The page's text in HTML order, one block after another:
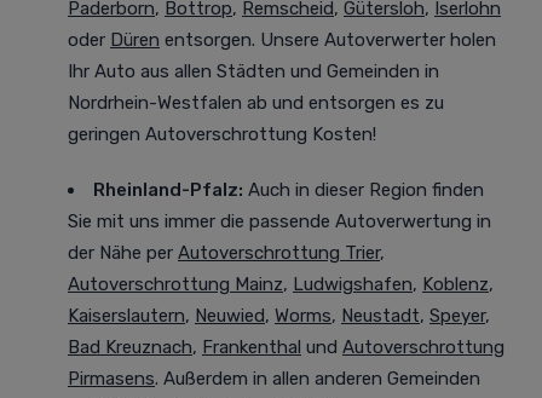
Paderborn, Bottrop, Remscheid, Gütersloh, Iserlohn
oder Düren entsorgen. Unsere Autoverwerter holen
Ihr Auto aus allen Städten und Gemeinden in
Nordrhein-Westfalen ab und entsorgen es zu
geringen Autoverschrottung Kosten!
Rheinland-Pfalz: Auch in dieser Region finden
Sie mit uns immer die passende Autoverwertung in
der Nähe per Autoverschrottung Trier,
Autoverschrottung Mainz, Ludwigshafen, Koblenz,
Kaiserslautern, Neuwied, Worms, Neustadt, Speyer,
Bad Kreuznach, Frankenthal und Autoverschrottung
Pirmasens. Außerdem in allen anderen Gemeinden